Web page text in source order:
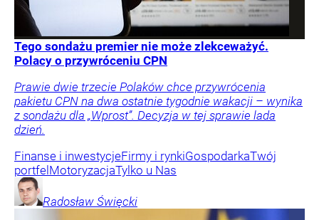
Tego sondażu premier nie może zlekceważyć.
Polacy o przywróceniu CPN
Prawie dwie trzecie Polaków chce przywrócenia
pakietu CPN na dwa ostatnie tygodnie wakacji – wynika
z sondażu dla „Wprost”. Decyzja w tej sprawie lada
dzień.
Finanse i inwestycjeFirmy i rynkiGospodarkaTwój
portfel MotoryzacjaTylko u Nas
Radosław Święcki